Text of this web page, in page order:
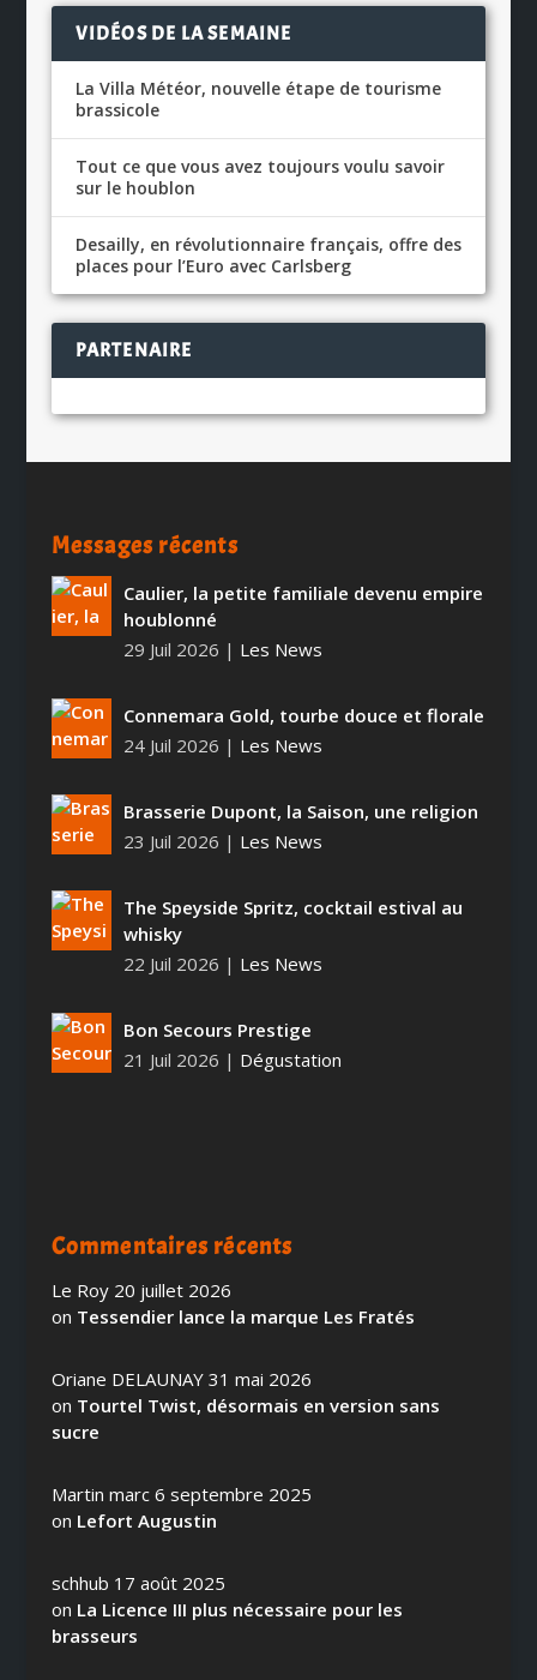
VIDÉOS DE LA SEMAINE
La Villa Météor, nouvelle étape de tourisme
brassicole
Tout ce que vous avez toujours voulu savoir
sur le houblon
Desailly, en révolutionnaire français, offre des
places pour l’Euro avec Carlsberg
PARTENAIRE
Messages récents
Caulier, la petite familiale devenu empire
houblonné
29 Juil 2026 | Les News
Connemara Gold, tourbe douce et florale
24 Juil 2026 | Les News
Brasserie Dupont, la Saison, une religion
23 Juil 2026 | Les News
The Speyside Spritz, cocktail estival au
whisky
22 Juil 2026 | Les News
Bon Secours Prestige
21 Juil 2026 | Dégustation
Commentaires récents
Le Roy 20 juillet 2026
on Tessendier lance la marque Les Fratés
Oriane DELAUNAY 31 mai 2026
on Tourtel Twist, désormais en version sans
sucre
Martin marc 6 septembre 2025
on Lefort Augustin
schhub 17 août 2025
on La Licence III plus nécessaire pour les
brasseurs